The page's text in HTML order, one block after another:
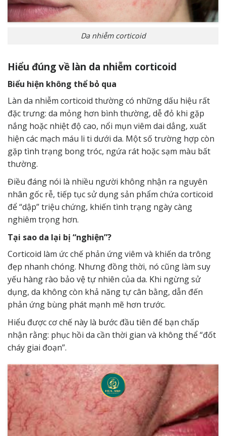
Da nhiễm corticoid
Hiểu đúng về làn da nhiễm corticoid
Biểu hiện không thể bỏ qua
Làn da nhiễm corticoid thường có những dấu hiệu rất
đặc trưng: da mỏng hơn bình thường, dễ đỏ khi gặp
nắng hoặc nhiệt độ cao, nổi mụn viêm dai dẳng, xuất
hiện các mạch máu li ti dưới da. Một số trường hợp còn
gặp tình trạng bong tróc, ngứa rát hoặc sạm màu bất
thường.
Điều đáng nói là nhiều người không nhận ra nguyên
nhân gốc rễ, tiếp tục sử dụng sản phẩm chứa corticoid
để “dập” triệu chứng, khiến tình trạng ngày càng
nghiêm trọng hơn.
Tại sao da lại bị “nghiện”?
Corticoid làm ức chế phản ứng viêm và khiến da trông
đẹp nhanh chóng. Nhưng đồng thời, nó cũng làm suy
yếu hàng rào bảo vệ tự nhiên của da. Khi ngừng sử
dụng, da không còn khả năng tự cân bằng, dẫn đến
phản ứng bùng phát mạnh mẽ hơn trước.
Hiểu được cơ chế này là bước đầu tiên để bạn chấp
nhận rằng: phục hồi da cần thời gian và không thể “đốt
cháy giai đoạn”.